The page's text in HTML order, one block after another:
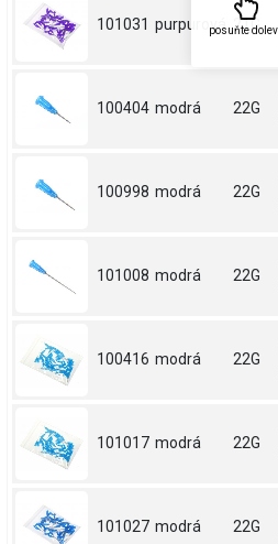
101031 purpurová 21G
100404 modrá 22G
100998 modrá 22G
101008 modrá 22G
100416 modrá 22G
101017 modrá 22G
101027 modrá 22G
posuňte